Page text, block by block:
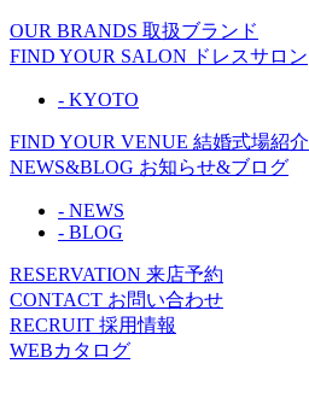
OUR BRANDS 取扱ブランド
FIND YOUR SALON ドレスサロン
- KYOTO
FIND YOUR VENUE 結婚式場紹介
NEWS&BLOG お知らせ&ブログ
- NEWS
- BLOG
RESERVATION 来店予約
CONTACT お問い合わせ
RECRUIT 採用情報
WEBカタログ